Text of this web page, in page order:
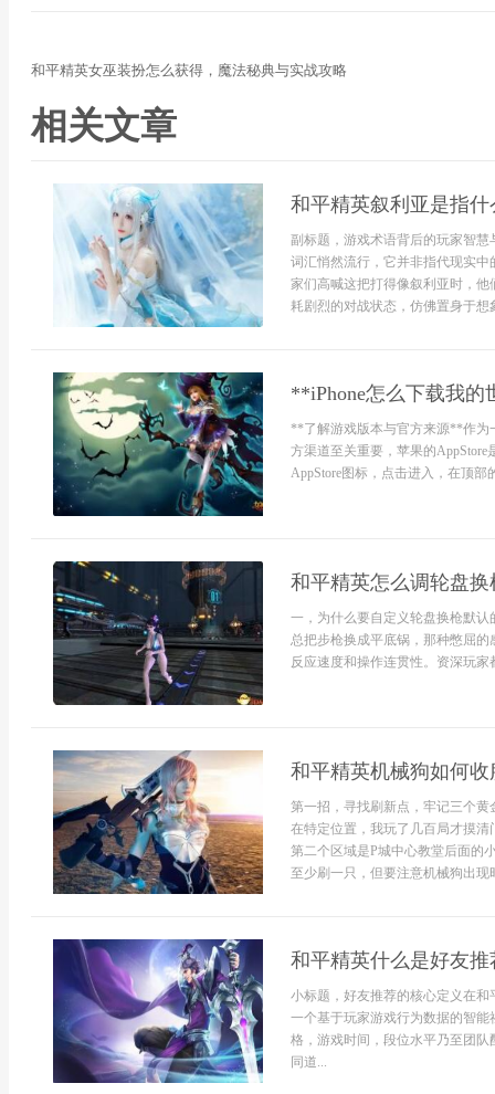
和平精英女巫装扮怎么获得，魔法秘典与实战攻略
相关文章
和平精英叙利亚是指
副标题，游戏术语背后的玩家智
词汇悄然流行，它并非指代现实
家们高喊这把打得像叙利亚时，
耗剧烈的对战状态，仿佛置身于想
**iPhone怎么下载我
**了解游戏版本与官方来源**作为
方渠道至关重要，苹果的
AppStore图标，点击进入，在顶
和平精英怎么调轮盘
一，为什么要自定义轮盘换枪默
总把步枪换成平底锅，那种憋屈
反应速度和操作连贯性。资深玩
和平精英机械狗如何
第一招，寻找刷新点，牢记三个
在特定位置，我玩了几百局才摸
第二个区域是P城中心教堂后面的
至少刷一只，但要注意机械狗出
和平精英什么是好友
小标题，好友推荐的核心定义在
一个基于玩家游戏行为数据的智
格，游戏时间，段位水平乃至团
同道...